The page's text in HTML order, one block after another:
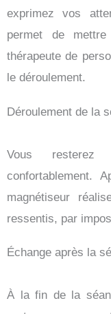
exprimez vos
permet de
thérapeute de
le déroulement.
Déroulement de la
Vous resterez
confortablement.
magnétiseur
ressentis, par
Échange après la
À la fin de la